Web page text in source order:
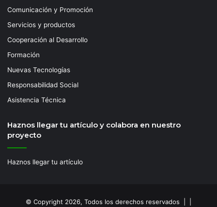
Comunicación y Promoción
Servicios y productos
Cooperación al Desarrollo
Formación
Nuevas Tecnologías
Responsabilidad Social
Asistencia Técnica
Haznos llegar tu artículo y colabora en nuestro
proyecto
Haznos llegar tu artículo
© Copyright 2026, Todos los derechos reservados | |